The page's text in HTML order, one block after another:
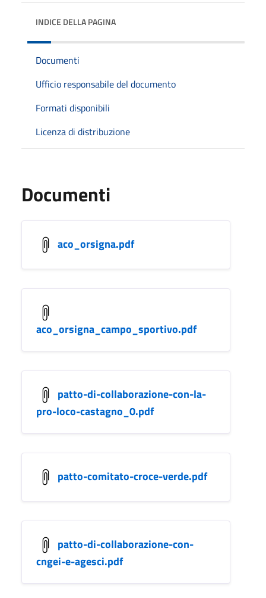
INDICE DELLA PAGINA
Documenti
Ufficio responsabile del documento
Formati disponibili
Licenza di distribuzione
Documenti
aco_orsigna.pdf
aco_orsigna_campo_sportivo.pdf
patto-di-collaborazione-con-la-
pro-loco-castagno_0.pdf
patto-comitato-croce-verde.pdf
patto-di-collaborazione-con-
cngei-e-agesci.pdf